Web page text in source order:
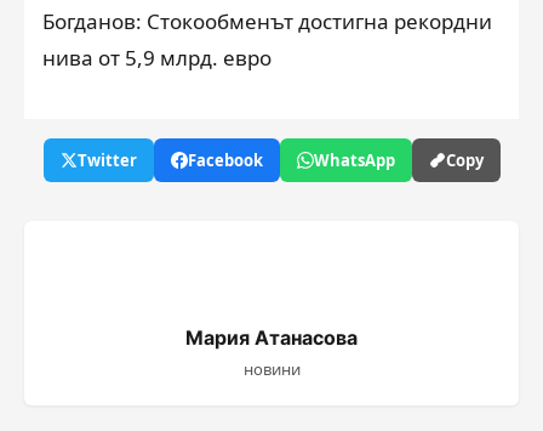
Богданов: Стокообменът достигна рекордни
нива от 5,9 млрд. евро
Twitter Facebook WhatsApp Copy
Мария Атанасова
новини